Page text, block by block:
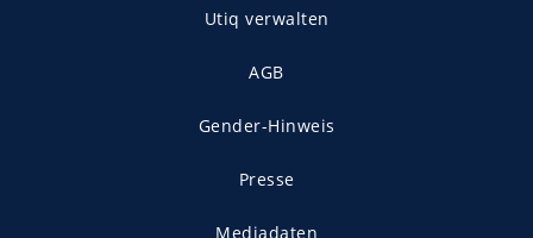
Utiq verwalten
AGB
Gender-Hinweis
Presse
Mediadaten